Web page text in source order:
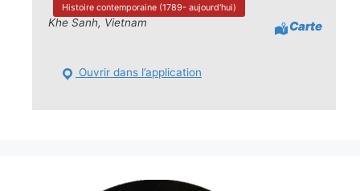
Histoire contemporaine (1789- aujourd'hui)
Khe Sanh, Vietnam Carte
Ouvrir dans l’application